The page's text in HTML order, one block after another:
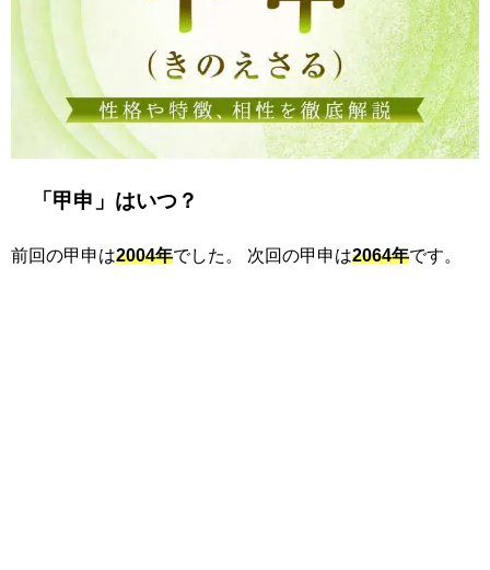
「甲申」はいつ？
前回の甲申は2004年でした。 次回の甲申は2064年です。